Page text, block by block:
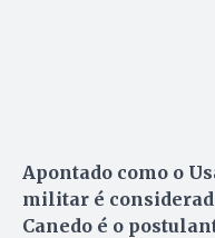
Apontado como o
militar é
Canedo é o